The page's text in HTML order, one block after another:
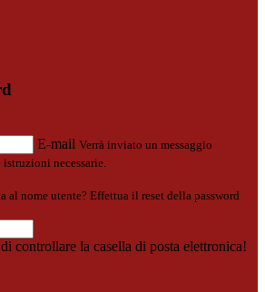
E-mail Verrà inviato un messaggio
necessarie.
al nome utente? Effettua il reset della password
controllare la casella di posta elettronica!